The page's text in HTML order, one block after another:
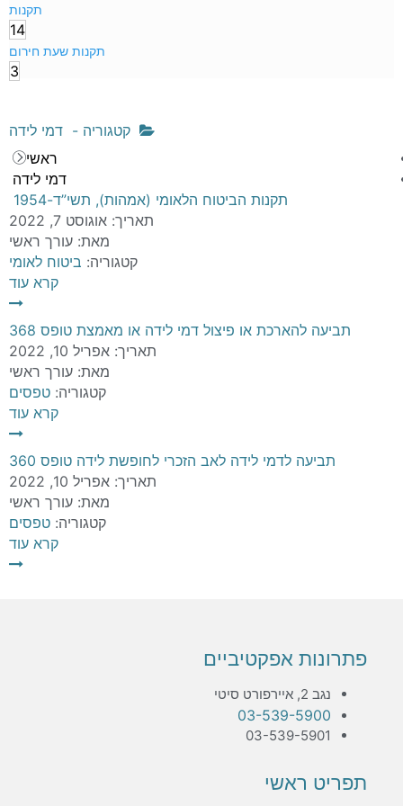
תקנות
14
תקנות שעת חירום
3
קטגוריה - דמי לידה
ראשי
דמי לידה
תקנות הביטוח הלאומי (אמהות), תשי”ד-1954
תאריך: אוגוסט 7, 2022
מאת: עורך ראשי
קטגוריה: ביטוח לאומי
קרא עוד
תביעה להארכת או פיצול דמי לידה או מאמצת טופס 368
תאריך: אפריל 10, 2022
מאת: עורך ראשי
קטגוריה: טפסים
קרא עוד
תביעה לדמי לידה לאב הזכרי לחופשת לידה טופס 360
תאריך: אפריל 10, 2022
מאת: עורך ראשי
קטגוריה: טפסים
קרא עוד
פתרונות אפקטיביים
נגב 2, איירפורט סיטי
03-539-5900
03-539-5901
תפריט ראשי